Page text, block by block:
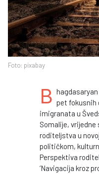
Foto: pixabay
B pet fokusnih
imigranata u
Somalije,
roditeljstva u
političkom,
Perspektiva
‘Navigacija kroz